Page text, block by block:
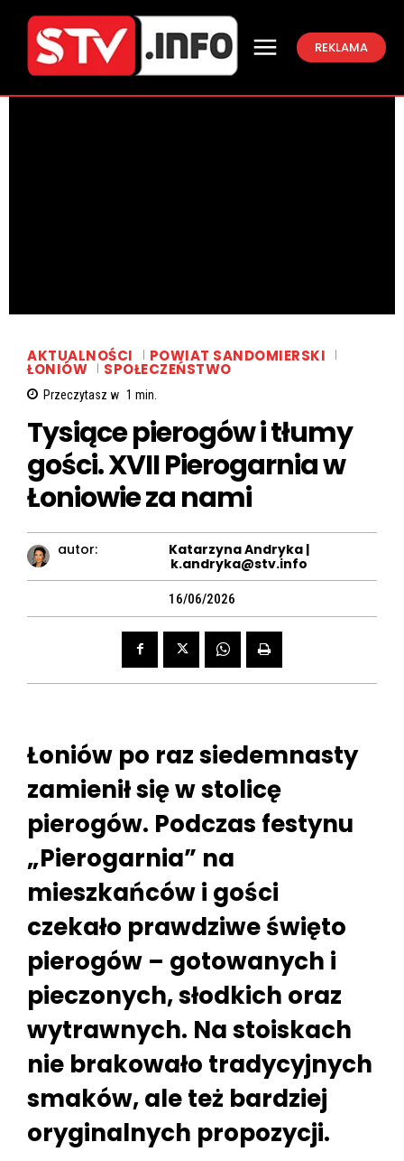
REKLAMA
AKTUALNOŚCI POWIAT SANDOMIERSKI
ŁONIÓW SPOŁECZEŃSTWO
Przeczytasz w 1 min.
Tysiące pierogów i tłumy
gości. XVII Pierogarnia w
Łoniowie za nami
autor:
Katarzyna Andryka |
k.andryka@stv.info
16/06/2026
Łoniów po raz siedemnasty
zamienił się w stolicę
pierogów. Podczas festynu
„Pierogarnia” na
mieszkańców i gości
czekało prawdziwe święto
pierogów – gotowanych i
pieczonych, słodkich oraz
wytrawnych. Na stoiskach
nie brakowało tradycyjnych
smaków, ale też bardziej
oryginalnych propozycji.